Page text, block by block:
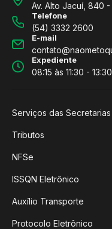
Av. Alto Jacuí, 840
Telefone
(54) 3332 2600
E-mail
Expediente
08:15 às 11:30 -
Serviços das Secretarias
Tributos
NFSe
ISSQN Eletrônico
Auxílio Transporte
Protocolo Eletrônico